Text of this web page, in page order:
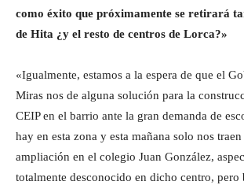
como éxito que próximamente se retirará
de Hita ¿y el resto de centros de Lorca?»
«Igualmente, estamos a la espera de que el
Miras nos de alguna solución para la
CEIP en el barrio ante la gran demanda de
hay en esta zona y esta mañana solo nos
ampliación en el colegio Juan González,
totalmente desconocido en dicho centro, pero